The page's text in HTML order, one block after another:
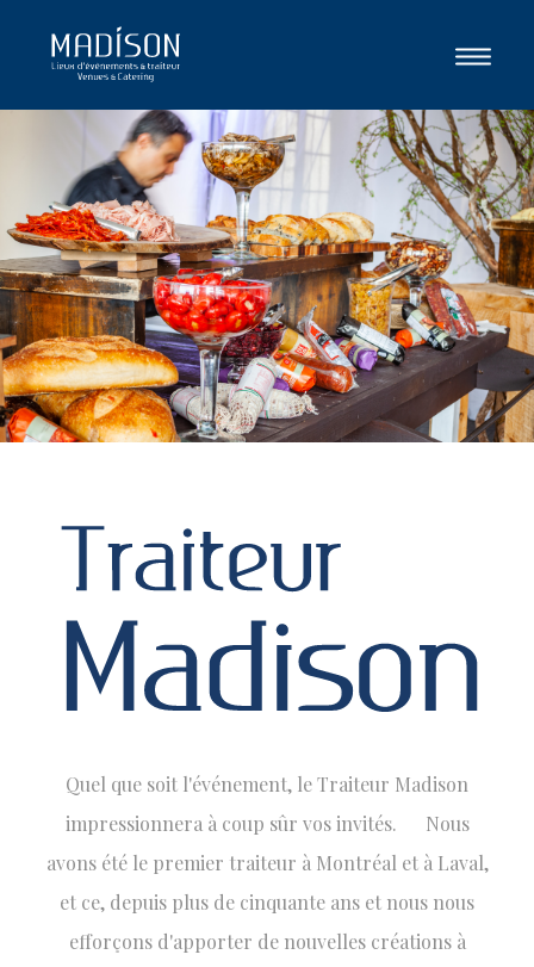
SOUMISSION
Quel que soit l'événement, le Traiteur Madison
impressionnera à coup sûr vos invités. Nous
avons été le premier traiteur à Montréal et à Laval,
et ce, depuis plus de cinquante ans et nous nous
efforçons d'apporter de nouvelles créations à